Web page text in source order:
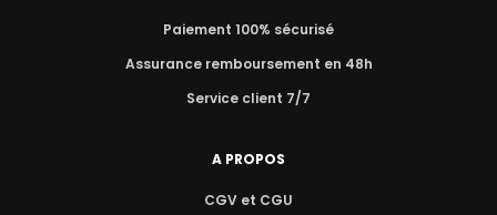
Paiement 100% sécurisé
Assurance remboursement en 48h
Service client 7/7
A PROPOS
CGV et CGU